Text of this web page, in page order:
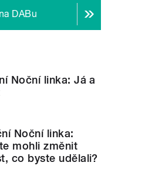
DABu
Noční linka: Já a
Noční linka:
mohli změnit
co byste udělali?